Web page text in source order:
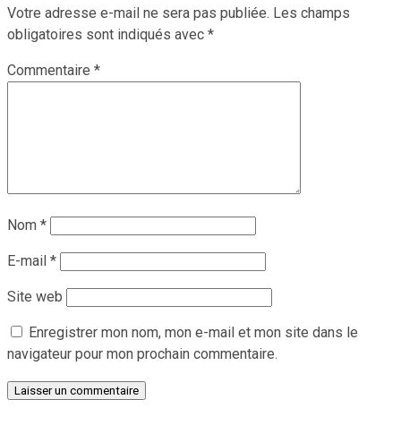
Votre adresse e-mail ne sera pas publiée. Les champs
obligatoires sont indiqués avec *
Commentaire *
Nom *
E-mail *
Site web
Enregistrer mon nom, mon e-mail et mon site dans le
navigateur pour mon prochain commentaire.